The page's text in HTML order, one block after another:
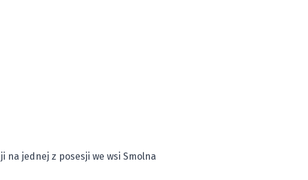
na jednej z posesji we wsi Smolna